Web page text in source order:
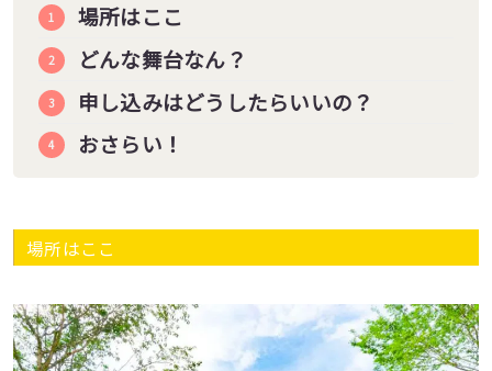
場所はここ
どんな舞台なん？
申し込みはどうしたらいいの？
おさらい！
場所はここ